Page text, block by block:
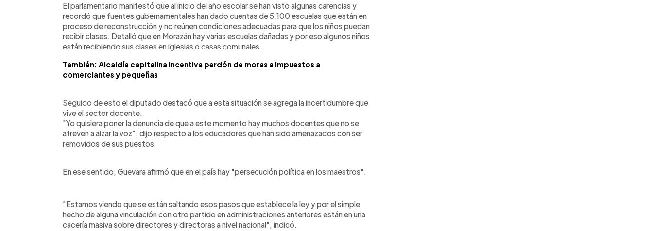
El parlamentario manifestó que al inicio del año escolar se han visto algunas carencias y
recordó que fuentes gubernamentales han dado cuentas de 5,100 escuelas que están en
proceso de reconstrucción y no reúnen condiciones adecuadas para que los niños puedan
recibir clases. Detalló que en Morazán hay varias escuelas dañadas y por eso algunos niños
están recibiendo sus clases en iglesias o casas comunales.
También: Alcaldía capitalina incentiva perdón de moras a impuestos a
comerciantes y pequeñas
Seguido de esto el diputado destacó que a esta situación se agrega la incertidumbre que
vive el sector docente.
"Yo quisiera poner la denuncia de que a este momento hay muchos docentes que no se
atreven a alzar la voz", dijo respecto a los educadores que han sido amenazados con ser
removidos de sus puestos.
En ese sentido, Guevara afirmó que en el país hay "persecución política en los maestros".
"Estamos viendo que se están saltando esos pasos que establece la ley y por el simple
hecho de alguna vinculación con otro partido en administraciones anteriores están en una
cacería masiva sobre directores y directoras a nivel nacional", indicó.